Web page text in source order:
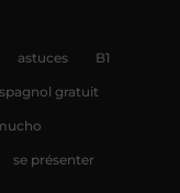
astuces B1
gratuit
se présenter